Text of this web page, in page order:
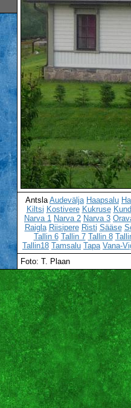
AntslaAudevälja Haapsalu
Kiltsi Kostivere Kukruse
Narva 1 Narva 2 Narva 3
Raigla Riisipere Risti Sääse
Tallin 6 Tallin 7 Tallin 8
Tallin18 Tamsalu Tapa Vana-
Foto: T. Plaan